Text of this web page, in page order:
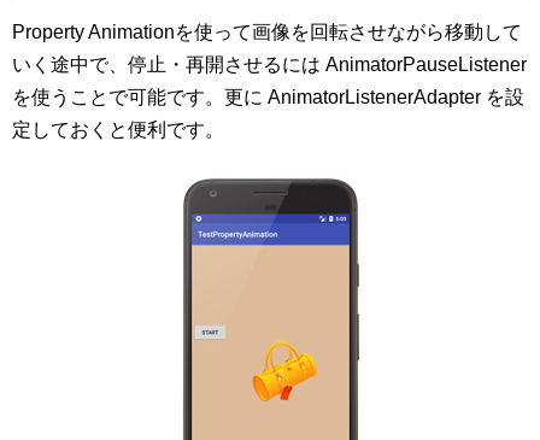
Property Animationを使って画像を回転させながら移動して
いく途中で、停止・再開させるには AnimatorPauseListener
を使うことで可能です。更に AnimatorListenerAdapter を設
定しておくと便利です。